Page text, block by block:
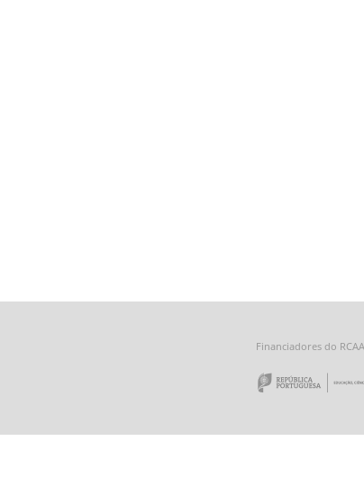
Ciência e a Tecnologia - Fundação para a Computação
Financiadores do